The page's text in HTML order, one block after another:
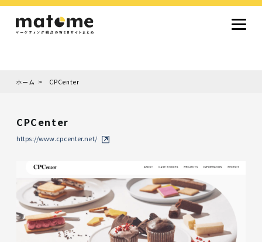
採用サイト
コーポレートサイト
オウンドメディア
ランディングページ
サービスサイト
Design
シンプルデザイン
クール・モダン
ナチュラル・温もり系
和風・ジャパニーズ
雑誌風・エディトリアル
イラスト
ミニマルデザイン
タイポグラフィ重視
グラデーション
高級感・ラグジュアリー
グリッドデザイン
フラットデザイン
モーション・アニメーション
テクスチャ・素材感
シングルページ
Color
色から探す
カラフル・多色
シルバー・銀色
ゴールド・金色
パープル・紫色
ブラウン・茶色
グリーン・緑色
ブルー・青色
イエロー・黄色
オレンジ・橙色
レッド・赤色
ピンク・桃色
グレー・灰色
ブラック・黒色
ホワイト・白色
ライトブルー・水色
ネイビー・紺色
Service
ホーム CPCenter
CPCenter
https://www.cpcenter.net/